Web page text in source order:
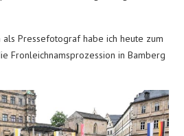
Pressefotograf habe ich heute zum
Fronleichnamsprozession in Bamberg